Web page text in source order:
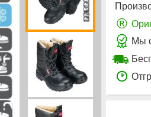
®
Мы